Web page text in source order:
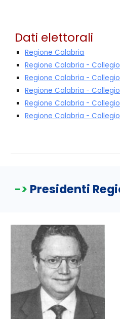
Dati elettorali
Regione Calabria
Regione Calabria -
Regione Calabria -
Regione Calabria -
Regione Calabria -
Regione Calabria -
-> Presidenti